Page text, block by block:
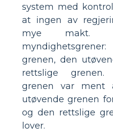
system med
at ingen av
mye
grenen, den
rettslige
grenen var ment
utøvende grenen
og den rettslige
lover.